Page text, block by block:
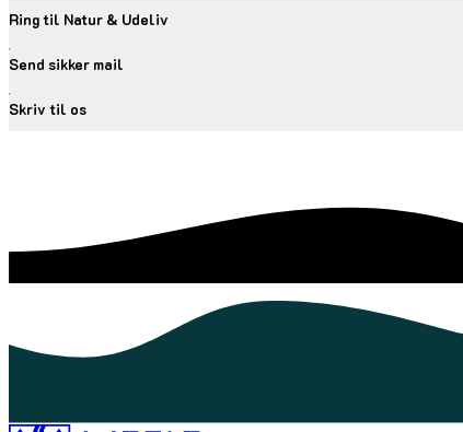
Ring til Natur & Udeliv
Send sikker mail
Skriv til os